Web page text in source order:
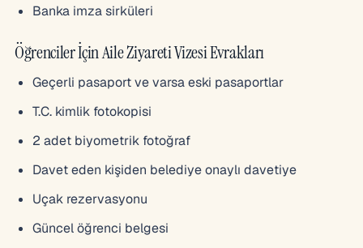
Banka imza sirküleri
Öğrenciler İçin Aile Ziyareti Vizesi Evrakları
Geçerli pasaport ve varsa eski pasaportlar
T.C. kimlik fotokopisi
2 adet biyometrik fotoğraf
Davet eden kişiden belediye onaylı davetiye
Uçak rezervasyonu
Güncel öğrenci belgesi